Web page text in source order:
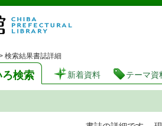
図書館 蔵
検索結果書誌詳細
ろ検索 新着資料 テーマ資